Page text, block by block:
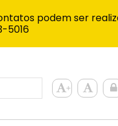
podem ser
5016